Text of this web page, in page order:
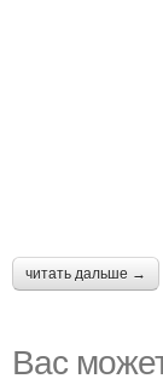
читать дальше →
Вас